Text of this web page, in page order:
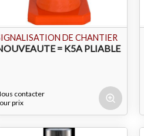
DE CHANTIER
= K5A PLIABLE
contacter
prix